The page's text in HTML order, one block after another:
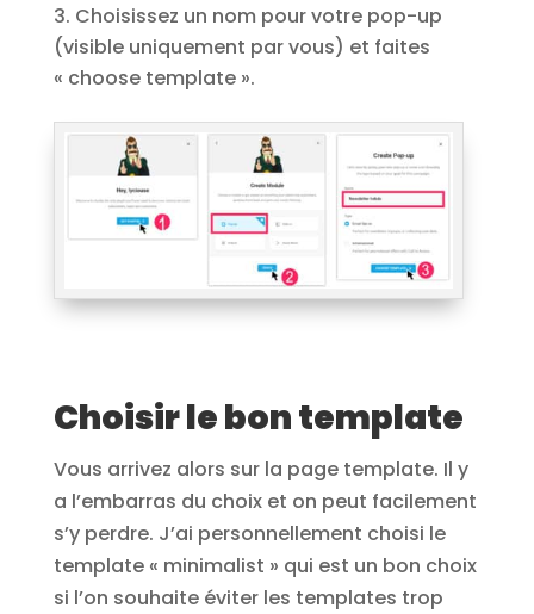
Choisissez un nom pour votre pop-up
(visible uniquement par vous) et faites
« choose template ».
Choisir le bon template
Vous arrivez alors sur la page template. Il y
a l’embarras du choix et on peut facilement
s’y perdre. J’ai personnellement choisi le
template « minimalist » qui est un bon choix
si l’on souhaite éviter les templates trop